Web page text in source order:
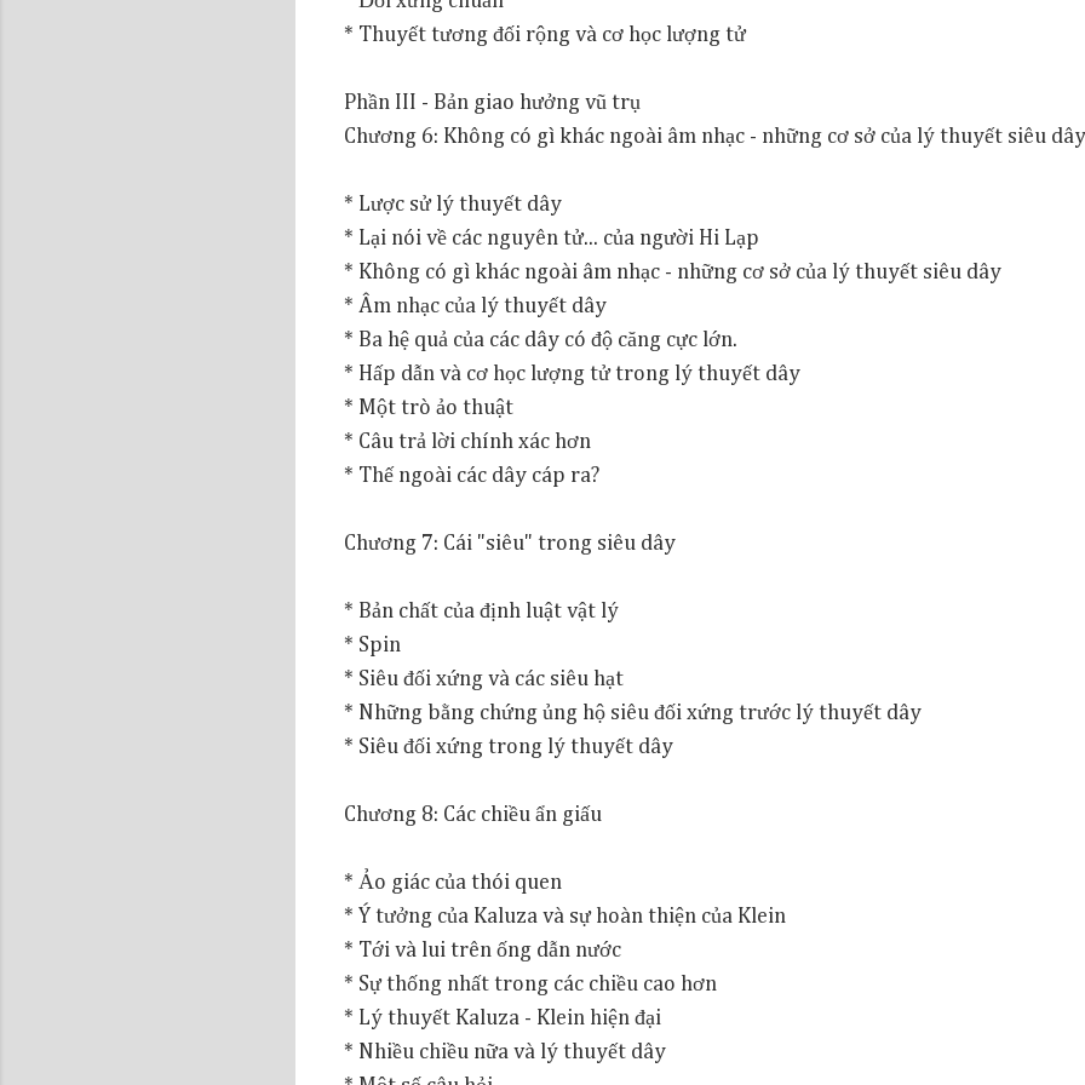
* Thuyết tương đối rộng và cơ học lượng tử
Phần III - Bản giao hưởng vũ trụ
Chương 6: Không có gì khác ngoài âm nhạc - những cơ sở của lý thuyết siêu dây
* Lược sử lý thuyết dây
* Lại nói về các nguyên tử... của người Hi Lạp
* Không có gì khác ngoài âm nhạc - những cơ sở của lý thuyết siêu dây
* Âm nhạc của lý thuyết dây
* Ba hệ quả của các dây có độ căng cực lớn.
* Hấp dẫn và cơ học lượng tử trong lý thuyết dây
* Một trò ảo thuật
* Câu trả lời chính xác hơn
* Thế ngoài các dây cáp ra?
Chương 7: Cái "siêu" trong siêu dây
* Bản chất của định luật vật lý
* Spin
* Siêu đối xứng và các siêu hạt
* Những bằng chứng ủng hộ siêu đối xứng trước lý thuyết dây
* Siêu đối xứng trong lý thuyết dây
Chương 8: Các chiều ẩn giấu
* Ảo giác của thói quen
* Ý tưởng của Kaluza và sự hoàn thiện của Klein
* Tới và lui trên ống dẫn nước
* Sự thống nhất trong các chiều cao hơn
* Lý thuyết Kaluza - Klein hiện đại
* Nhiều chiều nữa và lý thuyết dây